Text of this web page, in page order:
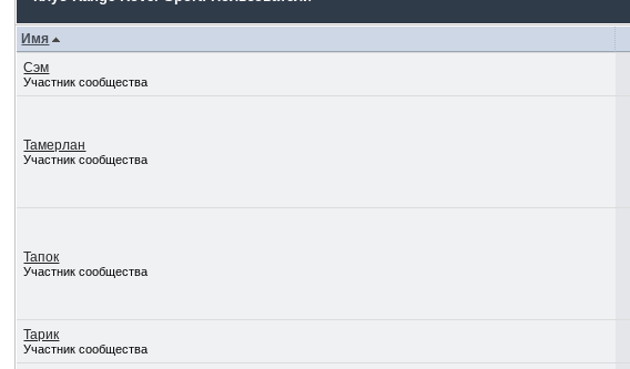
Имя
Сэм
Участник сообщества
Тамерлан
Участник сообщества
Тапок
Участник сообщества
Тарик
Участник сообщества